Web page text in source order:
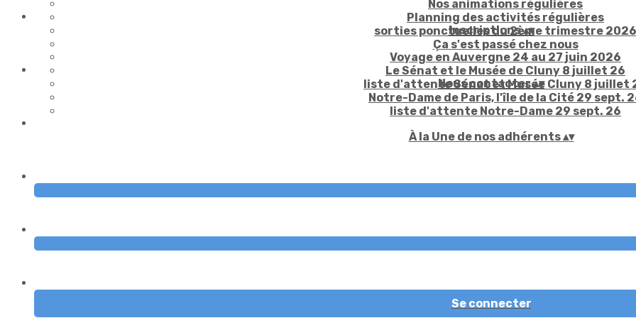
Nos animations régulières
Planning des activités régulières
sorties ponctuelles du 2ème trimestre 2026
Ça s'est passé chez nous
Inscriptions▴▾
Voyage en Auvergne 24 au 27 juin 2026
Le Sénat et le Musée de Cluny 8 juillet 26
liste d'attente Sénat et Musée Cluny 8 juillet
Notre-Dame de Paris, l'île de la Cité 29 sept.
liste d'attente Notre-Dame 29 sept. 26
Nous contacter▴▾
À la Une de nos adhérents▴▾
Se connecter